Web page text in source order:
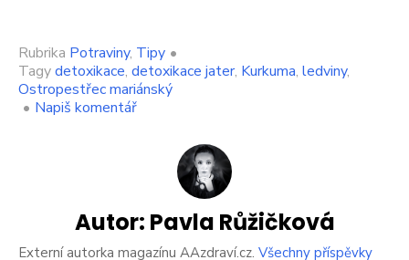
Rubrika Potraviny, Tipy •
Tagydetoxikace, detoxikace jater, Kurkuma, ledviny,
Ostropestřec mariánský
• Napiš komentářon
obnovit
správnou
jater
a
ledvin.
Autor: Pavla Růžičková
Externí autorka magazínu AAzdraví.cz. Všechny příspěvky